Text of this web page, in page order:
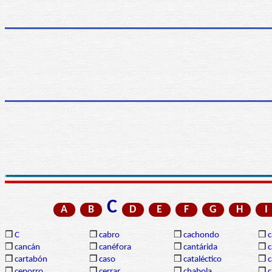
A B C D E F G H I
❒ C ❒ cabro ❒ cachondo ❒
❒ cancán ❒ canéfora ❒ cantárida ❒
❒ cartabón ❒ caso ❒ cataléctico ❒